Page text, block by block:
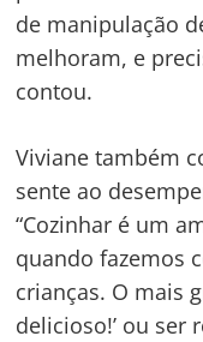
de manipulação
melhoram, e
contou.
Viviane também
sente ao
“Cozinhar é um
quando fazemos
crianças. O mais
delicioso!’ ou ser